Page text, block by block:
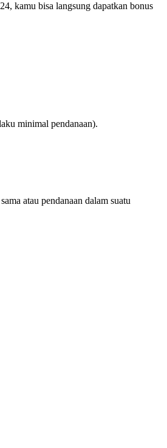
kamu bisa langsung dapatkan bonus
minimal pendanaan).
atau pendanaan dalam suatu